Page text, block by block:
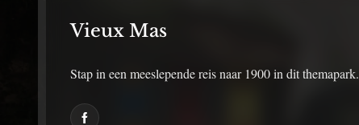
Vieux Mas
Stap in een meeslepende reis naar 1900 in dit themapark.